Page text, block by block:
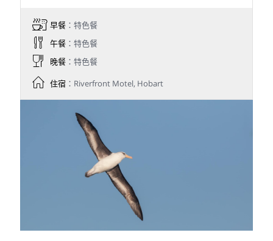
早餐：特色餐
午餐：特色餐
晚餐：特色餐
住宿：Riverfront Motel, Hobart